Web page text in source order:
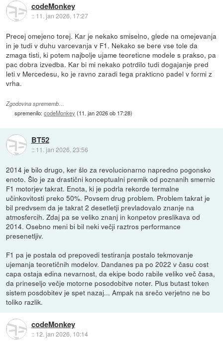
codeMonkey
:: 11. jan 2026, 17:27
Precej omejeno torej. Kar je nekako smiselno, glede na omejevanja
in je tudi v duhu varcevanja v F1. Nekako se bere vse tole da
zmaga tisti, ki potem najbolje ujame teoreticne modele s prakso, pa
pac dobra izvedba. Kar bi mi nekako potrdilo tudi dogajanje pred
leti v Mercedesu, ko je ravno zaradi tega prakticno padel v formi z
vrha.
Zgodovina sprememb…
spremenilo:codeMonkey (11. jan 2026 ob 17:28)
BT52
:: 11. jan 2026, 23:56
2014 je bilo drugo, ker šlo za revolucionarno napredno pogonsko
enoto. Šlo je za drastični konceptualni premik od poznanih smernic
F1 motorjev takrat. Enota, ki je podrla rekorde termalne
učinkovitosti preko 50%. Povsem drug problem. Problem takrat je
bil predvsem da je takrat 2 desetletji prevladovalo znanje na
atmosfercih. Zdaj pa se veliko znanj in konpetov preslikava od
2014. Osebno meni bi bil neki večji raztros performance
presenetljiv.
F1 pa je postala od prepovedi testiranja postalo tekmovanje
ujemanja teoretičnih modelov. Dandanes pa po 2022 v času cost
capa ostaja edina nevarnost, da ekipe bodo rabile veliko več časa,
da prineseljo večje motorne posodobitve noter. Plus butast token
sistem posdobitev je spet nazaj... Ampak na srečo verjetno ne bo
toliko razlik.
codeMonkey
:: 12. jan 2026, 10:14